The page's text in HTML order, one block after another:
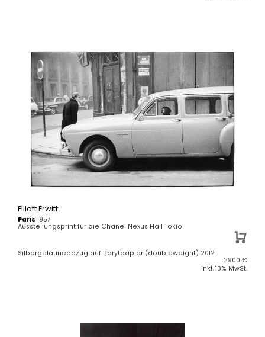
Elliott Erwitt
Paris 1957
Ausstellungsprint für die Chanel Nexus Hall Tokio
Silbergelatineabzug auf Barytpapier (doubleweight) 2012
2900 €
inkl. 13% MwSt.